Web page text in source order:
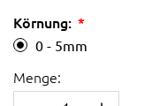
Körnung:
0 - 5mm
Menge: